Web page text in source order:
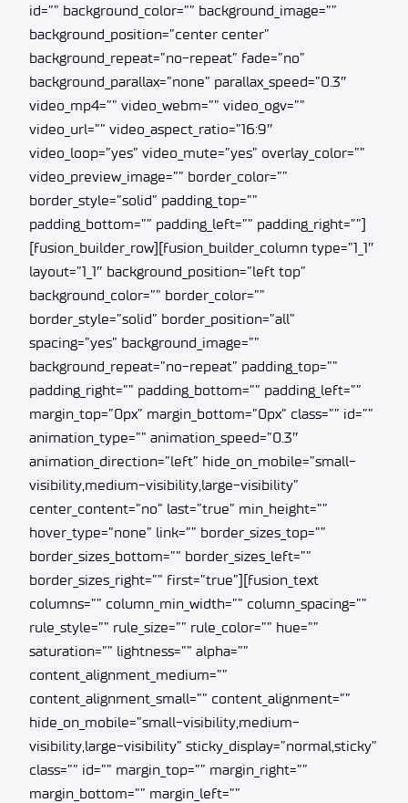
id=”” background_color=”” background_image=””
background_position=”center center”
background_repeat=”no-repeat” fade=”no”
background_parallax=”none” parallax_speed=”0.3″
video_mp4=”” video_webm=”” video_ogv=””
video_url=”” video_aspect_ratio=”16:9″
video_loop=”yes” video_mute=”yes” overlay_color=””
video_preview_image=”” border_color=””
border_style=”solid” padding_top=””
padding_bottom=”” padding_left=”” padding_right=””]
[fusion_builder_row][fusion_builder_column type=”1_1″
layout=”1_1″ background_position=”left top”
background_color=”” border_color=””
border_style=”solid” border_position=”all”
spacing=”yes” background_image=””
background_repeat=”no-repeat” padding_top=””
padding_right=”” padding_bottom=”” padding_left=””
margin_top=”0px” margin_bottom=”0px” class=”” id=””
animation_type=”” animation_speed=”0.3″
animation_direction=”left” hide_on_mobile=”small-
visibility,medium-visibility,large-visibility”
center_content=”no” last=”true” min_height=””
hover_type=”none” link=”” border_sizes_top=””
border_sizes_bottom=”” border_sizes_left=””
border_sizes_right=”” first=”true”][fusion_text
columns=”” column_min_width=”” column_spacing=””
rule_style=”” rule_size=”” rule_color=”” hue=””
saturation=”” lightness=”” alpha=””
content_alignment_medium=””
content_alignment_small=”” content_alignment=””
hide_on_mobile=”small-visibility,medium-
visibility,large-visibility” sticky_display=”normal,sticky”
class=”” id=”” margin_top=”” margin_right=””
margin_bottom=”” margin_left=””